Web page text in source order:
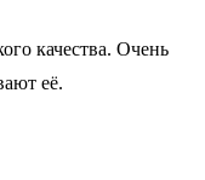
качества. Очень
её.